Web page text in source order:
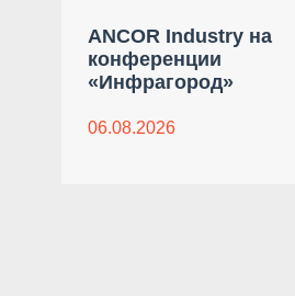
ANCOR Industry на
конференции
«Инфрагород»
06.08.2026